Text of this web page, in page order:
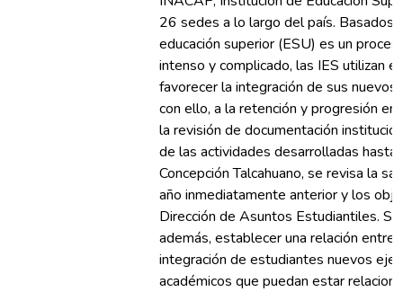
26 sedes a lo largo del país. Basados
educación superior (ESU) es un
intenso y complicado, las IES utilizan
favorecer la integración de sus
con ello, a la retención y progresión
la revisión de documentación
de las actividades desarrolladas hasta
Concepción Talcahuano, se revisa la
año inmediatamente anterior y los
Dirección de Asuntos Estudiantiles.
además, establecer una relación entre
integración de estudiantes nuevos
académicos que puedan estar